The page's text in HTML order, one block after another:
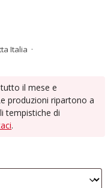
Italia ·
il mese e
produzioni ripartono a
tempistiche di
.